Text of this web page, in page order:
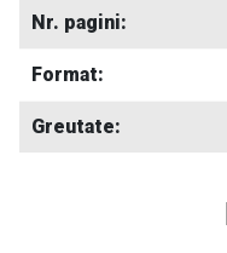
Nr. pagini:
Format:
Greutate: